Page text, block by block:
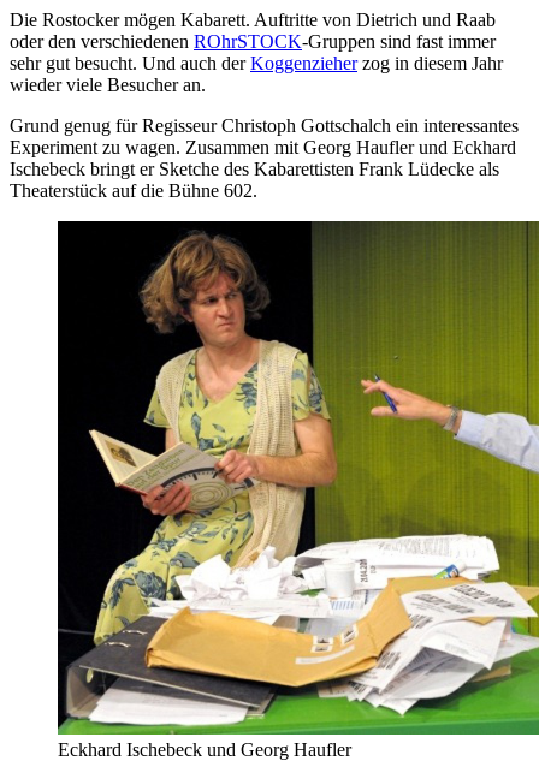
Die Rostocker mögen Kabarett. Auftritte von Dietrich und Raab
oder den verschiedenen ROhrSTOCK-Gruppen sind fast immer
sehr gut besucht. Und auch derKoggenzieherzog in diesem Jahr
wieder viele Besucher an.
Grund genug für Regisseur Christoph Gottschalch ein interessantes
Experiment zu wagen. Zusammen mit Georg Haufler und Eckhard
Ischebeck bringt er Sketche des Kabarettisten Frank Lüdecke als
Theaterstück auf die Bühne 602.
Eckhard Ischebeck und Georg Haufler